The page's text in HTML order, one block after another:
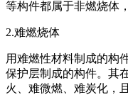
等构件都属于非燃烧体
2.难燃烧体
用难燃性材料制成的构
保护层制成的构件。其
火、难微燃、难炭化，